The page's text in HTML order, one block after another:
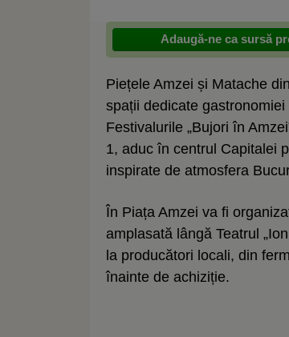
Adaugă-ne ca sursă
Piețele Amzei și Matache
spații dedicate
Festivalurile „Bujori în
1, aduc în centrul Capitalei
inspirate de atmosfera
În Piața Amzei va fi
amplasată lângă Teatrul
la producători locali, din
înainte de achiziție.